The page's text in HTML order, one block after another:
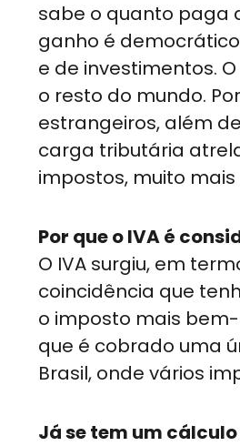
sabe o quanto paga
ganho é
e de investimentos.
o resto do mundo.
estrangeiros, além
carga tributária
impostos, muito
Por que o IVA é
O IVA surgiu, em
coincidência que
o imposto mais
que é cobrado uma
Brasil, onde vários
Já se tem um